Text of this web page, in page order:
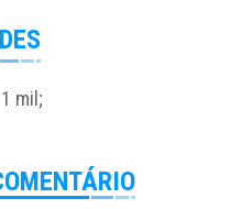
mil;